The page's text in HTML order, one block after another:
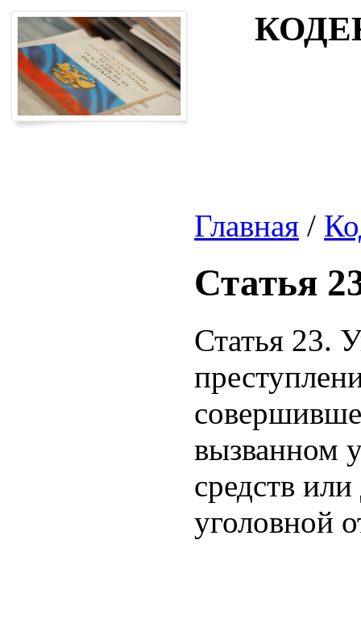
Главная /
Статья
Статья 23.
вызванном
средств
уголовной